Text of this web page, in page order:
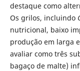
destaque como
Os grilos, incluindo
nutricional, baixo
produção em larga
avaliar como três
bagaço de malte)